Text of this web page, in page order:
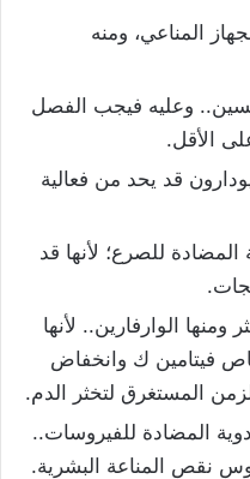
المناعي، ومنه
وعليه فيجب الفصل
قد يحد من فعالية
للصرع؛ لأنها قد
الوارفارين.. لأنها
فيتامين ك وانخفاض
المستغرق لتخثر الدم.
المضادة للفيروسات..
نقص المناعة البشرية.